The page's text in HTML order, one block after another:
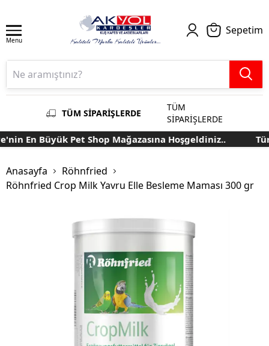
Menu
Sepetim
TÜM SİPARİŞLERDE
TÜM
SİPARİŞLERDE
En Büyük Pet Shop Mağazasına Hoşgeldiniz..
Anasayfa
Röhnfried
Röhnfried Crop Milk Yavru Elle Besleme Maması 300 gr